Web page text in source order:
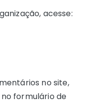
acesse:
no site,
formulário de